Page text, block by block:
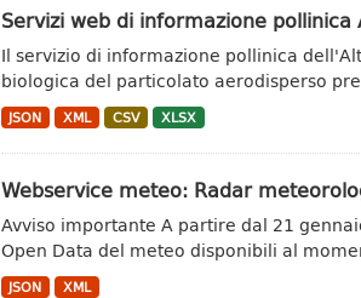
Servizi web di informazione pollinica
Il servizio di informazione pollinica
biologica del particolato aerodisperso
JSON XML CSV XLSX
Webservice meteo: Radar
Avviso importante A partire dal 21
Open Data del meteo disponibili al
JSON XML